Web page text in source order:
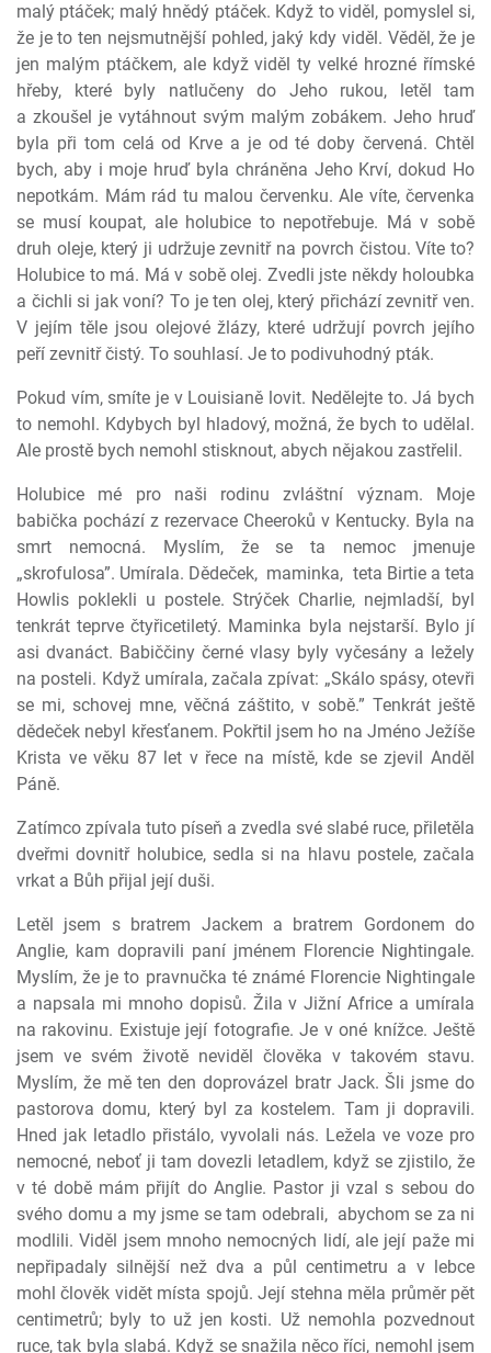
malý ptáček; malý hnědý ptáček. Když to viděl, pomyslel si,
že je to ten nejsmutnější pohled, jaký kdy viděl. Věděl, že je
jen malým ptáčkem, ale když viděl ty velké hrozné římské
hřeby, které byly natlučeny do Jeho rukou, letěl tam
a zkoušel je vytáhnout svým malým zobákem. Jeho hruď
byla při tom celá od Krve a je od té doby červená. Chtěl
bych, aby i moje hruď byla chráněna Jeho Krví, dokud Ho
nepotkám. Mám rád tu malou červenku. Ale víte, červenka
se musí koupat, ale holubice to nepotřebuje. Má v sobě
druh oleje, který ji udržuje zevnitř na povrch čistou. Víte to?
Holubice to má. Má v sobě olej. Zvedli jste někdy holoubka
a čichli si jak voní? To je ten olej, který přichází zevnitř ven.
V jejím těle jsou olejové žlázy, které udržují povrch jejího
peří zevnitř čistý. To souhlasí. Je to podivuhodný pták.
Pokud vím, smíte je v Louisianě lovit. Nedělejte to. Já bych
to nemohl. Kdybych byl hladový, možná, že bych to udělal.
Ale prostě bych nemohl stisknout, abych nějakou zastřelil.
Holubice mé pro naši rodinu zvláštní význam. Moje
babička pochází z rezervace Cheeroků v Kentucky. Byla na
smrt nemocná. Myslím, že se ta nemoc jmenuje
„skrofulosa”. Umírala. Dědeček, maminka, teta Birtie a teta
Howlis poklekli u postele. Strýček Charlie, nejmladší, byl
tenkrát teprve čtyřicetiletý. Maminka byla nejstarší. Bylo jí
asi dvanáct. Babiččiny černé vlasy byly vyčesány a ležely
na posteli. Když umírala, začala zpívat: „Skálo spásy, otevři
se mi, schovej mne, věčná záštito, v sobě.” Tenkrát ještě
dědeček nebyl křesťanem. Pokřtil jsem ho na Jméno Ježíše
Krista ve věku 87 let v řece na místě, kde se zjevil Anděl
Páně.
Zatímco zpívala tuto píseň a zvedla své slabé ruce, přiletěla
dveřmi dovnitř holubice, sedla si na hlavu postele, začala
vrkat a Bůh přijal její duši.
Letěl jsem s bratrem Jackem a bratrem Gordonem do
Anglie, kam dopravili paní jménem Florencie Nightingale.
Myslím, že je to pravnučka té známé Florencie Nightingale
a napsala mi mnoho dopisů. Žila v Jižní Africe a umírala
na rakovinu. Existuje její fotografie. Je v oné knížce. Ještě
jsem ve svém životě neviděl člověka v takovém stavu.
Myslím, že mě ten den doprovázel bratr Jack. Šli jsme do
pastorova domu, který byl za kostelem. Tam ji dopravili.
Hned jak letadlo přistálo, vyvolali nás. Ležela ve voze pro
nemocné, neboť ji tam dovezli letadlem, když se zjistilo, že
v té době mám přijít do Anglie. Pastor ji vzal s sebou do
svého domu a my jsme se tam odebrali, abychom se za ni
modlili. Viděl jsem mnoho nemocných lidí, ale její paže mi
nepřipadaly silnější než dva a půl centimetru a v lebce
mohl člověk vidět místa spojů. Její stehna měla průměr pět
centimetrů; byly to už jen kosti. Už nemohla pozvednout
ruce, tak byla slabá. Když se snažila něco říci, nemohl jsem